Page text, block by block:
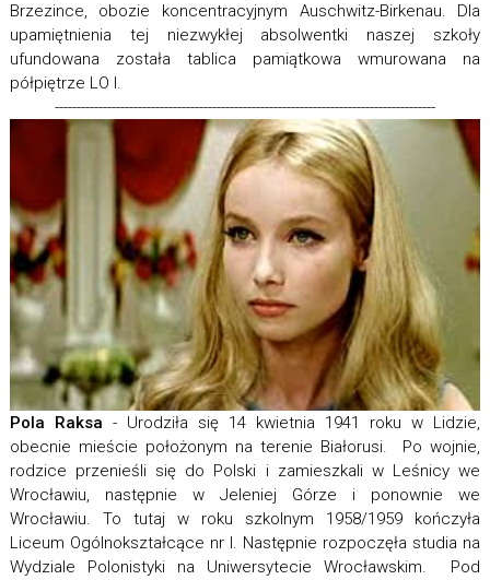
Brzezince, obozie koncentracyjnym Auschwitz-Birkenau. Dla
upamiętnienia tej niezwykłej absolwentki naszej szkoły
ufundowana została tablica pamiątkowa wmurowana na
półpiętrze LO I.
---------------------------------------------------------------------------------------
Pola Raksa - Urodziła się 14 kwietnia 1941 roku w Lidzie,
obecnie mieście położonym na terenie Białorusi. Po wojnie,
rodzice przenieśli się do Polski i zamieszkali w Leśnicy we
Wrocławiu, następnie w Jeleniej Górze i ponownie we
Wrocławiu. To tutaj w roku szkolnym 1958/1959 kończyła
Liceum Ogólnokształcące nr I. Następnie rozpoczęła studia na
Wydziale Polonistyki na Uniwersytecie Wrocławskim. Pod